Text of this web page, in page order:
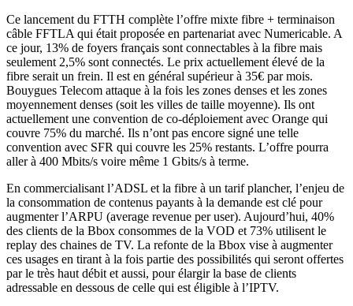
Ce lancement du FTTH complète l’offre mixte fibre + terminaison
câble FFTLA qui était proposée en partenariat avec Numericable. A
ce jour, 13% de foyers français sont connectables à la fibre mais
seulement 2,5% sont connectés. Le prix actuellement élevé de la
fibre serait un frein. Il est en général supérieur à 35€ par mois.
Bouygues Telecom attaque à la fois les zones denses et les zones
moyennement denses (soit les villes de taille moyenne). Ils ont
actuellement une convention de co-déploiement avec Orange qui
couvre 75% du marché. Ils n’ont pas encore signé une telle
convention avec SFR qui couvre les 25% restants. L’offre pourra
aller à 400 Mbits/s voire même 1 Gbits/s à terme.
En commercialisant l’ADSL et la fibre à un tarif plancher, l’enjeu de
la consommation de contenus payants à la demande est clé pour
augmenter l’ARPU (average revenue per user). Aujourd’hui, 40%
des clients de la Bbox consommes de la VOD et 73% utilisent le
replay des chaines de TV. La refonte de la Bbox vise à augmenter
ces usages en tirant à la fois partie des possibilités qui seront offertes
par le très haut débit et aussi, pour élargir la base de clients
adressable en dessous de celle qui est éligible à l’IPTV.